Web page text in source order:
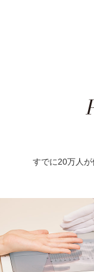
すでに20万人